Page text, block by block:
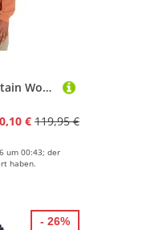
Marmot Herren Mountain Works Rugby Pullover
€ 119,95 €
um 00:43; der
haben.
- 26%